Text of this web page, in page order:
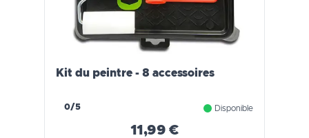
Kit du peintre - 8 accessoires
0/5 Disponible
11,99 €